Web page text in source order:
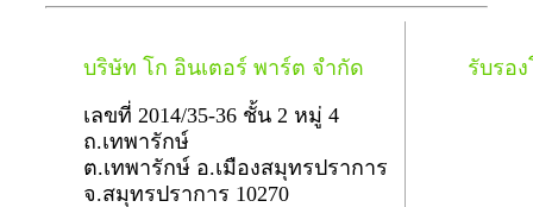
บริษัท โก อินเตอร์ พาร์ต จำกัด
เลขที่ 2014/35-36 ชั้น 2 หมู่ 4
ถ.เทพารักษ์
ต.เทพารักษ์ อ.เมืองสมุทรปราการ
จ.สมุทรปราการ 10270
รับรอ